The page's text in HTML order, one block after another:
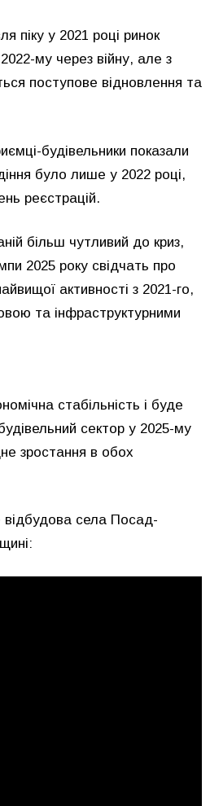
піку у 2021 році ринок
му через війну, але з
поступове відновлення та
будівельники показали
було лише у 2022 році,
реєстрацій.
більш чутливий до криз,
2025 року свідчать про
активності з 2021-го,
та інфраструктурними
стабільність і буде
сектор у 2025-му
зростання в обох
відбудова села Посад-